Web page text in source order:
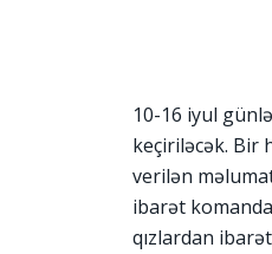
10-16 iyul
keçiriləcək. Bir
verilən
ibarət
qızlardan